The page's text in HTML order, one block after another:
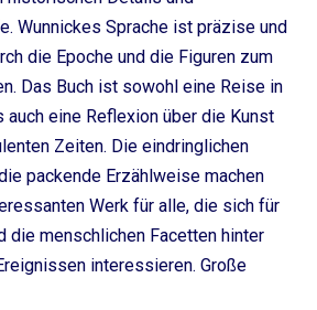
Wunnickes Sprache ist präzise und
die Epoche und die Figuren zum
Das Buch ist sowohl eine Reise in
auch eine Reflexion über die Kunst
Zeiten. Die eindringlichen
packende Erzählweise machen
Werk für alle, die sich für
die menschlichen Facetten hinter
interessieren. Große